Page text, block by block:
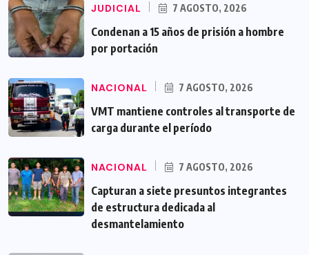
JUDICIAL 7 AGOSTO, 2026
Condenan a 15 años de prisión a hombre
por portación
NACIONAL 7 AGOSTO, 2026
VMT mantiene controles al transporte de
carga durante el período
NACIONAL 7 AGOSTO, 2026
Capturan a siete presuntos integrantes
de estructura dedicada al
desmantelamiento